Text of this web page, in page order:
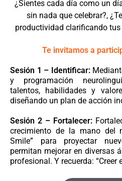
¿Sientes cada día como un
sin nada que celebrar?,
productividad clarificando
Te invitamos a
Sesión 1 – Identificar:
y programación
talentos, habilidades y
diseñando un plan de acción
Sesión 2 – Fortalecer:
crecimiento de la mano del
Smile” para proyectar
permitan mejorar en diversas
profesional. Y recuerda: “Creer